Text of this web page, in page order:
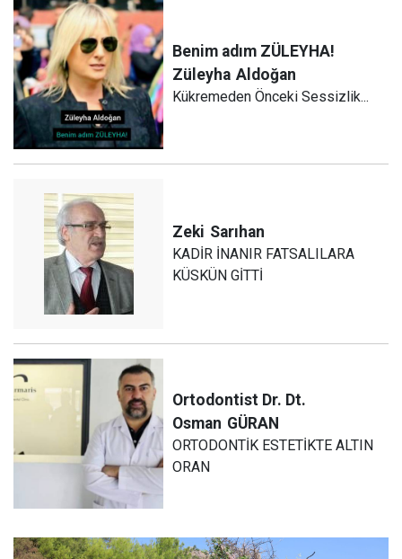
Benim adım ZÜLEYHA!
Züleyha Aldoğan
Kükremeden Önceki Sessizlik...
Zeki Sarıhan
KADİR İNANIR FATSALILARA
KÜSKÜN GİTTİ
Ortodontist Dr. Dt.
Osman GÜRAN
ORTODONTİK ESTETİKTE ALTIN
ORAN